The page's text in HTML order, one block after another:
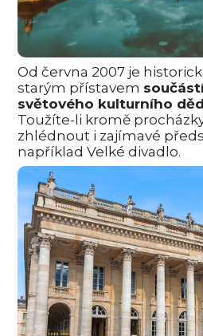
Od června 2007 je
starým přístavem
světového kulturního
Toužíte-li kromě
zhlédnout i zajímavé
například Velké divadlo.